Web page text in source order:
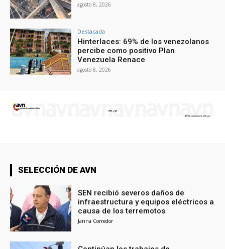
agosto 8, 2026
Destacada
Hinterlaces: 69% de los venezolanos
percibe como positivo Plan
Venezuela Renace
agosto 8, 2026
SELECCIÓN DE AVN
SEN recibió severos daños de
infraestructura y equipos eléctricos a
causa de los terremotos
Janna Corredor